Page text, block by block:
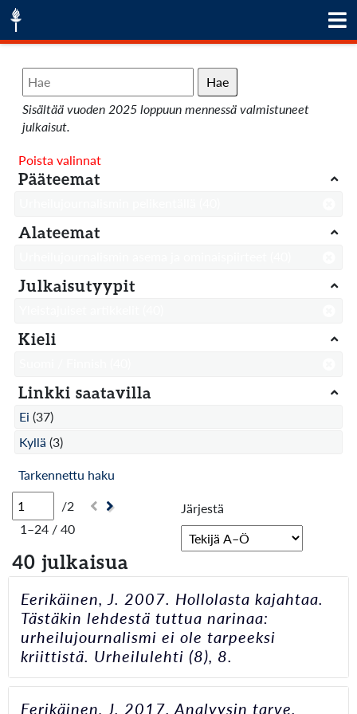
Hae
Sisältää vuoden 2025 loppuun mennessä valmistuneet
julkaisut.
/2
1–24 / 40
Järjestä
40 julkaisua
Eerikäinen, J. 2007. Hollolasta kajahtaa.
Tästäkin lehdestä tuttua narinaa:
urheilujournalismi ei ole tarpeeksi
kriittistä. Urheilulehti (8), 8.
Eerikäinen, J. 2017. Analyysin tarve.
Poista valinnat
Pääteemat
Alateemat
Julkaisutyypit
Kieli
Linkki saatavilla
Ei (37)
Kyllä (3)
Tarkennettu haku